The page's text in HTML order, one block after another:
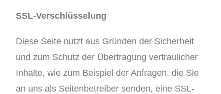
SSL-Verschlüsselung
Diese Seite nutzt aus Gründen der Sicherheit
und zum Schutz der Übertragung vertraulicher
Inhalte, wie zum Beispiel der Anfragen, die Sie
an uns als Seitenbetreiber senden, eine SSL-